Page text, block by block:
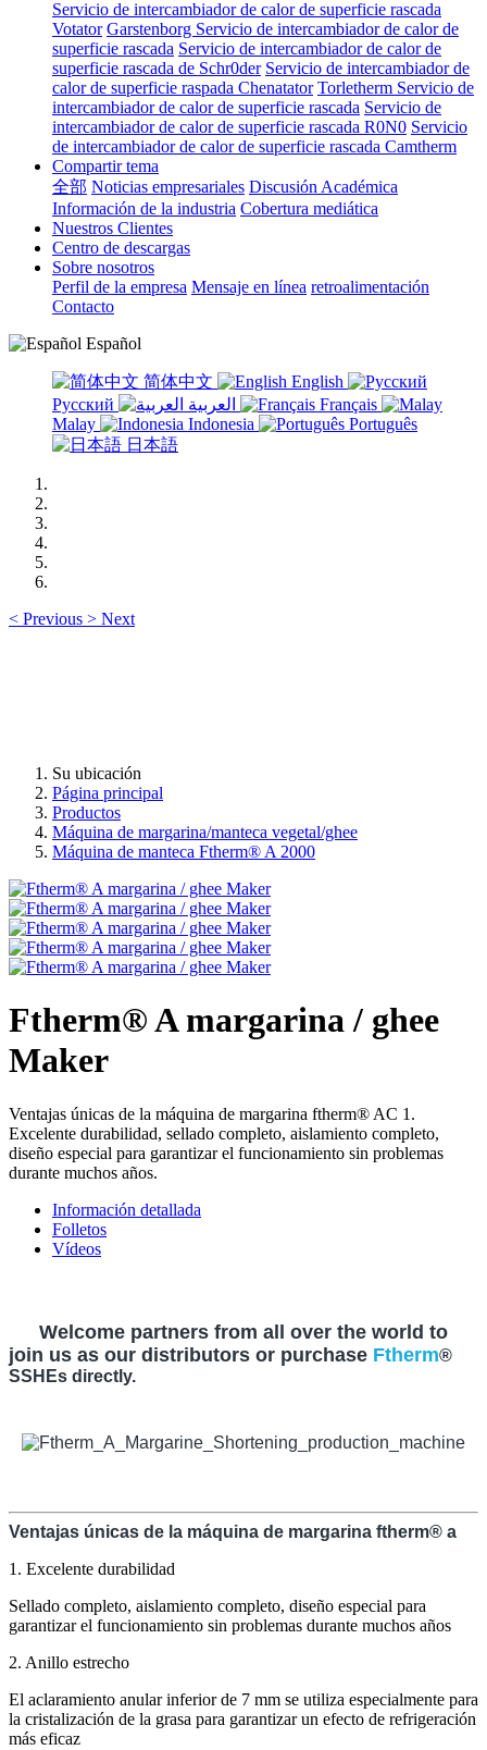
Servicio de intercambiador de calor de superficie rascada
Votator Garstenborg Servicio de intercambiador de calor de
superficie rascada Servicio de intercambiador de calor de
superficie rascada de Schr0der Servicio de intercambiador de
calor de superficie raspada Chenatator Torletherm Servicio de
intercambiador de calor de superficie rascada Servicio de
intercambiador de calor de superficie rascada R0N0 Servicio
de intercambiador de calor de superficie rascada Camtherm
Compartir tema
全部 Noticias empresariales Discusión Académica
Información de la industria Cobertura mediática
Nuestros Clientes
Centro de descargas
Sobre nosotros
Perfil de la empresa Mensaje en línea retroalimentación
Contacto
Español
简体中文
English
Русский
Français
Malay
Indonesia
Português
日本語
< Previous > Next
Su ubicación
Página principal
Productos
Máquina de margarina/manteca vegetal/ghee
Máquina de manteca Ftherm® A 2000
Ftherm® A margarina / ghee
Maker
Ventajas únicas de la máquina de margarina ftherm® AC 1.
Excelente durabilidad, sellado completo, aislamiento completo,
diseño especial para garantizar el funcionamiento sin problemas
durante muchos años.
Información detallada
Folletos
Vídeos
Welcome partners from all over the world to
join us as our distributors or purchase Ftherm®
SSHEs directly.
Ventajas únicas de la máquina de margarina ftherm® a
1. Excelente durabilidad
Sellado completo, aislamiento completo, diseño especial para
garantizar el funcionamiento sin problemas durante muchos años
2. Anillo estrecho
El aclaramiento anular inferior de 7 mm se utiliza especialmente para
la cristalización de la grasa para garantizar un efecto de refrigeración
más eficaz